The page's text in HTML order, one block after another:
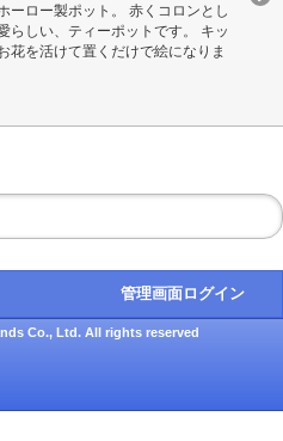
ロー製ポット。 赤くコロンとし
らしい、ティーポットです。 キッ
花を活けて置くだけで絵になりま
管理画面ログイン
Co., Ltd. All rights reserved